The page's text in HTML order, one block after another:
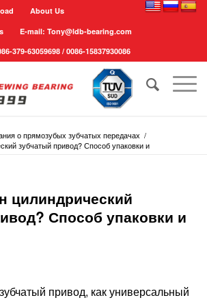
About Us
E-mail: Tony@ldb-bearing.com
379-63059698 / 0086-15837930086
о прямозубых зубчатых передачах /
зубчатый привод? Способ упаковки и
цилиндрический
Способ упаковки и
привод, как универсальный